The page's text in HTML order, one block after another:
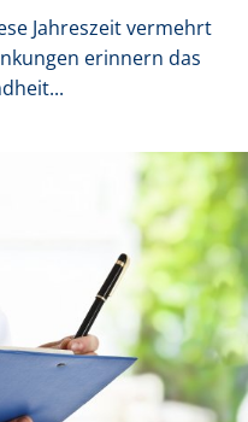
Jahreszeit vermehrt
erinnern das